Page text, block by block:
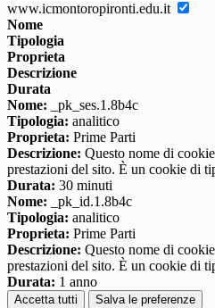
www.icmontoropironti.edu.it
Nome
Tipologia
Proprieta
Descrizione
Durata
Nome: _pk_ses.1.8b4c
Tipologia: analitico
Proprieta: Prime Parti
Descrizione: Questo nome di
prestazioni del sito. È un cookie di
Durata: 30 minuti
Nome: _pk_id.1.8b4c
Tipologia: analitico
Proprieta: Prime Parti
Descrizione: Questo nome di
prestazioni del sito. È un cookie di
Durata: 1 anno
Accetta tutti Salva le preferenze